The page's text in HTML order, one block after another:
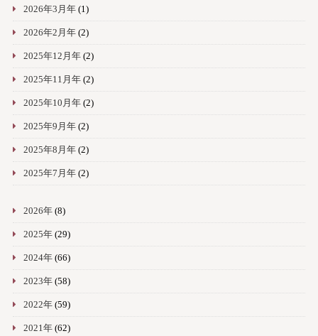
2026年3月年(1)
2026年2月年(2)
2025年12月年(2)
2025年11月年(2)
2025年10月年(2)
2025年9月年(2)
2025年8月年(2)
2025年7月年(2)
2026年(8)
2025年(29)
2024年(66)
2023年(58)
2022年(59)
2021年(62)